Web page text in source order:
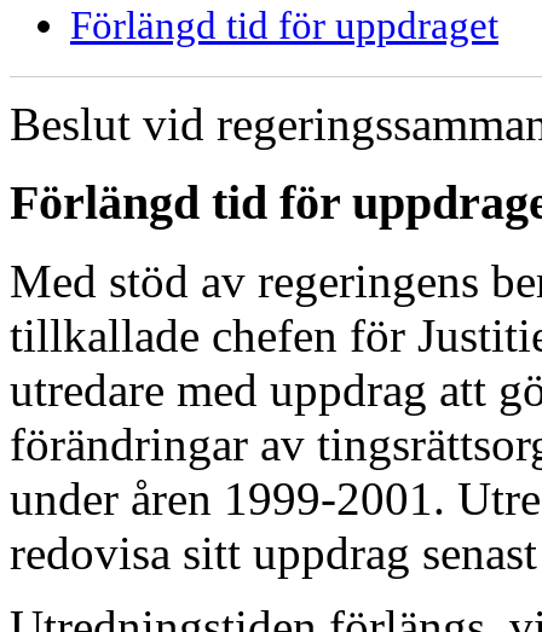
Förlängd tid för uppdraget
Beslut vid
Förlängd tid för
Med stöd av regeringens
tillkallade chefen för
utredare med uppdrag att
förändringar av
under åren 1999-2001.
redovisa sitt uppdrag